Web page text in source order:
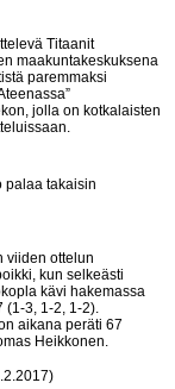
Titaanit
maakuntakeskuksena
paremmaksi
jolla on kotkalaisten
palaa takaisin
viiden ottelun
kun selkeästi
kävi hakemassa
(1-3, 1-2, 1-2).
aikana peräti 67
Heikkonen.